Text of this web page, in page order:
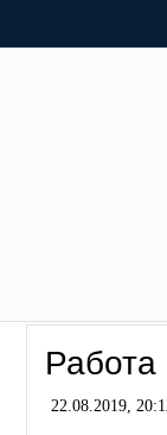
22.08.2019,